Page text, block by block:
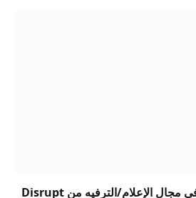
أفضل 6 شركات ناشئة في مجال الإعلام/الترفيه من Disrupt